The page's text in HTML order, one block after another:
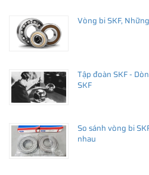
Vòng bi SKF,
Tập đoàn SKF -
SKF
So sánh vòng bi
nhau